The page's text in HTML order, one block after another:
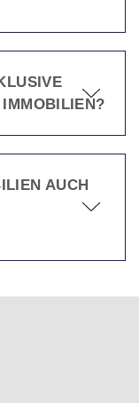
IMMOBILIEN?
AUCH